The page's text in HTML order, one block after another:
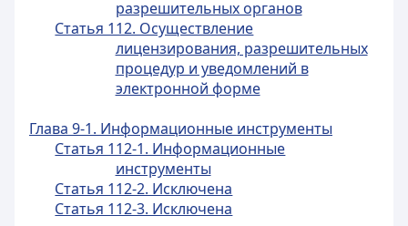
разрешительных органов
Статья 112. Осуществление
лицензирования, разрешительных
процедур и уведомлений в
электронной форме
Глава 9-1. Информационные инструменты
Статья 112-1. Информационные
инструменты
Статья 112-2. Исключена
Статья 112-3. Исключена